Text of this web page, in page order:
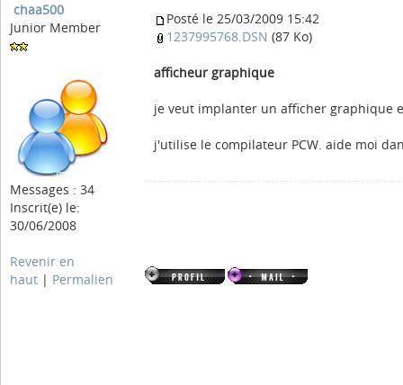
chaa500
Junior Member
Messages : 34
Inscrit(e) le:
30/06/2008
Posté le 25/03/2009 15:42
1237995768.DSN (87 Ko)
afficheur graphique
je veut implanter un afficher graphique
j'utilise le compilateur PCW. aide moi
Revenir en
haut | Permalien